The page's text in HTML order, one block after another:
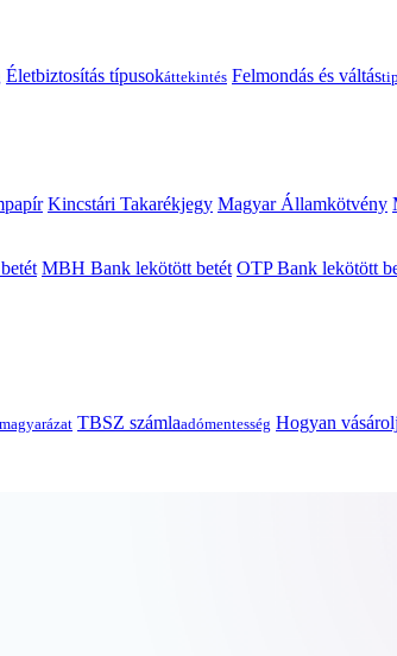
Életbiztosítás típusokáttekintés Felmondás és váltás
Kincstári Takarékjegy Magyar Államkötvény
MBH Bank lekötött betét OTP Bank lekötött
magyarázat TBSZ számlaadómentesség Hogyan